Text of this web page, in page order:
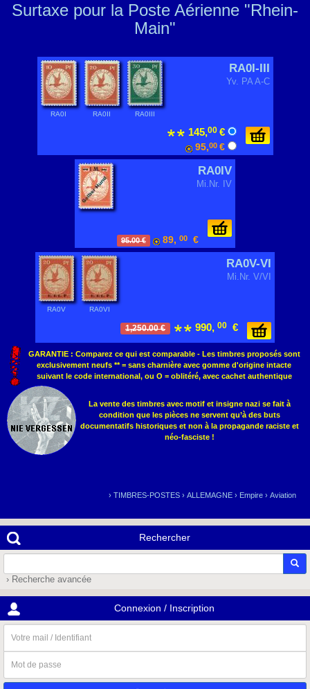
Surtaxe pour la Poste Aérienne "Rhein-
Main"
RA0I-III
Yv. PA A-C
RA0I RA0II RA0III
145,00 €
95,00 €
RA0IV
Mi.Nr. IV
95.00 € 89, 00 €
RA0V-VI
Mi.Nr. V/VI
RA0V RA0VI
1,250.00 € 990, 00 €
GARANTIE : Comparez ce qui est comparable - Les timbres proposés sont
exclusivement neufs ** = sans charnière avec gomme d'origine intacte
suivant le code international, ou O = oblitéré, avec cachet authentique
La vente des timbres avec motif et insigne nazi se fait à
condition que les pièces ne servent qu’à des buts
documentatifs historiques et non à la propagande raciste et
néo-fasciste !
› TIMBRES-POSTES › ALLEMAGNE › Empire › Aviation
Rechercher
› Recherche avancée
Connexion / Inscription
mail
/
Identifiant
de
passe